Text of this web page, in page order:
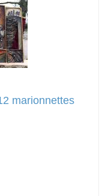
marionnettes